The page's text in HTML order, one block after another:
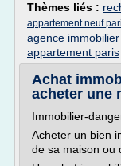
Thèmes liés :
appartement neuf
agence
appartement paris
Achat
acheter une
Immobilier-
Acheter un bien
de sa maison ou